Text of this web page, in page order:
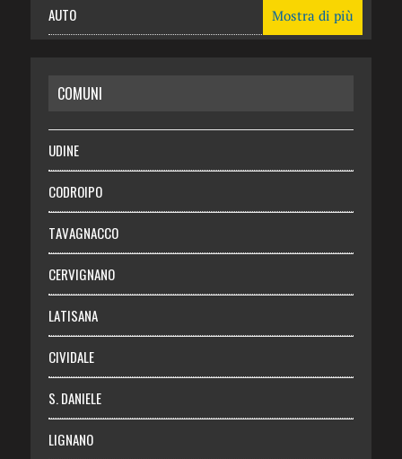
AUTO
RISPARMIO
SALUTE
Necrologie
Chi siamo
Abbonati
Login
Mostra di più
COMUNI
UDINE
CODROIPO
TAVAGNACCO
CERVIGNANO
LATISANA
CIVIDALE
S. DANIELE
LIGNANO